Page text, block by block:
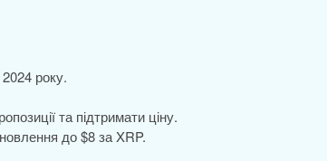
року.
та підтримати ціну.
до $8 за XRP.